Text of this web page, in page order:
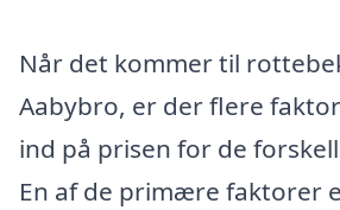
Når det kommer til
Aabybro, er der flere
ind på prisen for de
En af de primære faktorer